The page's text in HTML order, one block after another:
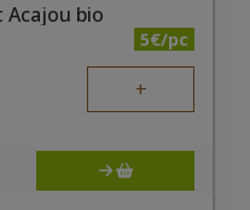
Acajou bio
5€/pc
+